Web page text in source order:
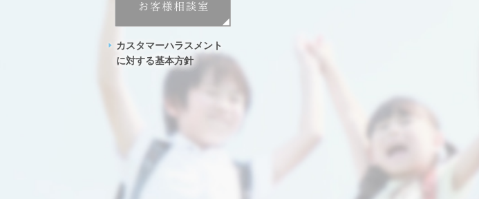
カスタマーハラスメント
に対する基本方針